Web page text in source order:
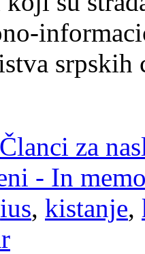
Članci za
- In
ius, kistanje,